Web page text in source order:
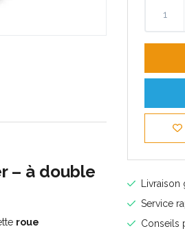
Service
Conseils
– à double
roue